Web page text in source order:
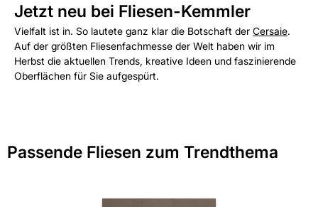
Jetzt neu bei Fliesen-Kemmler
Vielfalt ist in. So lautete ganz klar die Botschaft der Cersaie.
Auf der größten Fliesenfachmesse der Welt haben wir im
Herbst die aktuellen Trends, kreative Ideen und faszinierende
Oberflächen für Sie aufgespürt.
Passende Fliesen zum Trendthema